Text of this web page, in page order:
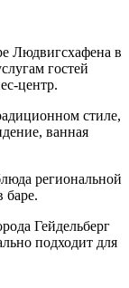
Людвигсхафена в
гостей
центр.
стиле,
ванная
региональной
баре.
Гейдельберг
подходит для